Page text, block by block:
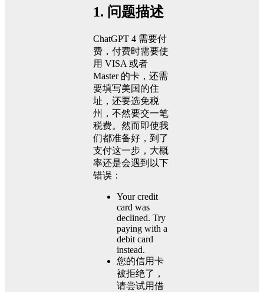
1. 问题描述
ChatGPT 4 需要付
费，付费时需要使
用 VISA 或者
Master 的卡，还需
要填写美国的住
址，还要选免税
州，不然要交一笔
税费。然而即使我
们都准备好，到了
支付这一步，大概
率还是会遇到以下
错误：
Your credit
card was
declined. Try
paying with a
debit card
instead.
您的信用卡
被拒绝了，
请尝试用借